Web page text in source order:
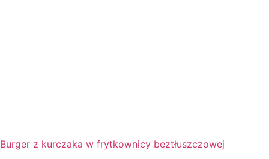
Burger z kurczaka w frytkownicy beztłuszczowej